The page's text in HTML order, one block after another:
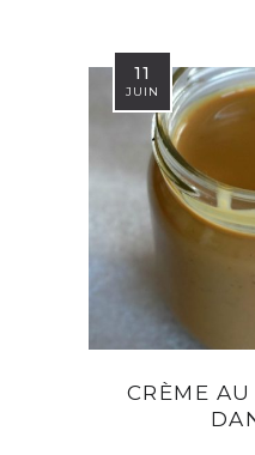
11
JUIN
CRÈME